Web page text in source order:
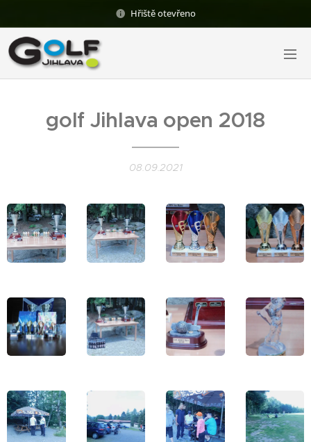
Hřiště otevřeno
golf Jihlava open 2018
08.09.2021